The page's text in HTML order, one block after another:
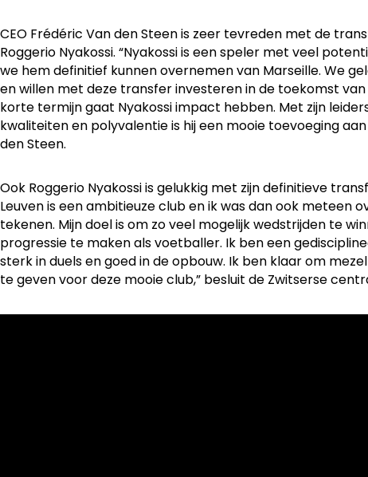
CEO Frédéric Van den Steen is zeer tevreden met de
Roggerio Nyakossi. “Nyakossi is een speler met veel
we hem definitief kunnen overnemen van Marseille. We
en willen met deze transfer investeren in de toekomst
korte termijn gaat Nyakossi impact hebben. Met zijn
kwaliteiten en polyvalentie is hij een mooie toevoeging aan
den Steen.
Ook Roggerio Nyakossi is gelukkig met zijn definitieve
Leuven is een ambitieuze club en ik was dan ook meteen
tekenen. Mijn doel is om zo veel mogelijk wedstrijden te
progressie te maken als voetballer. Ik ben een
sterk in duels en goed in de opbouw. Ik ben klaar om
te geven voor deze mooie club,” besluit de Zwitserse